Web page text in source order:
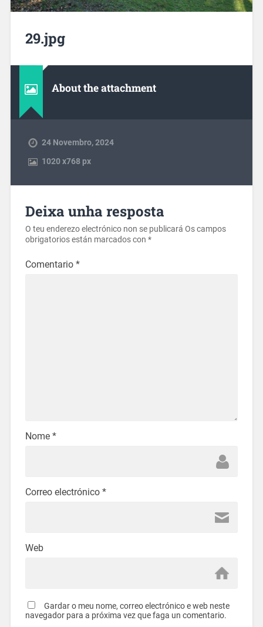
29.jpg
About the attachment
24 Novembro, 2024
1020x768 px
Deixa unha resposta
O teu enderezo electrónico non se publicará Os campos
obrigatorios están marcados con *
Comentario *
Nome *
Correo electrónico *
Web
Gardar o meu nome, correo electrónico e web neste
navegador para a próxima vez que faga un comentario.